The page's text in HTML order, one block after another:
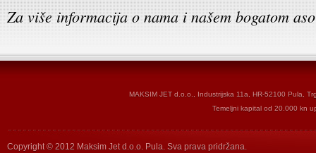
Za više informacija o nama i našem bogatom
MAKSIM JET d.o.o., Industrijska 11a, HR-52100 Pula,
Temeljni kapital od 20.000 kn
Copyright © 2012 Maksim Jet d.o.o. Pula. Sva prava pridržana.